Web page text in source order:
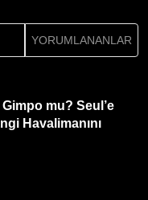
YORUMLANANLAR
Gimpo mu? Seul’e
Havalimanını